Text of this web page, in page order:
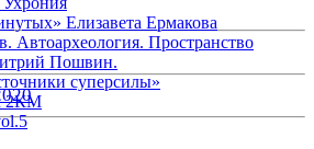
Елизавета Ермакова
Автоархеология. Пространство
Пошвин.
суперсилы»
2КМ